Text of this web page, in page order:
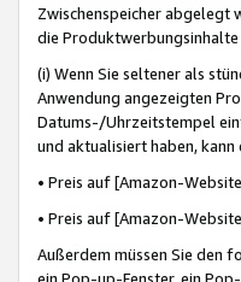
Zwischenspeicher abgelegt
die
(i) Wenn Sie seltener als
Anwendung angezeigten
Datums-/Uhrzeitstempel
und aktualisiert haben,
• Preis auf [Amazon-
• Preis auf [Amazon-
Außerdem müssen Sie den
ein Pop-up-Fenster, ein